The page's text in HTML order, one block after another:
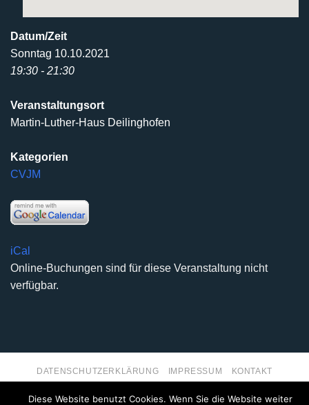
Datum/Zeit
Sonntag 10.10.2021
19:30 - 21:30
Veranstaltungsort
Martin-Luther-Haus Deilinghofen
Kategorien
CVJM
iCal
Online-Buchungen sind für diese Veranstaltung nicht
verfügbar.
DATENSCHUTZERKLÄRUNG IMPRESSUM KONTAKT
Diese Website benutzt Cookies. Wenn Sie die Website weiter